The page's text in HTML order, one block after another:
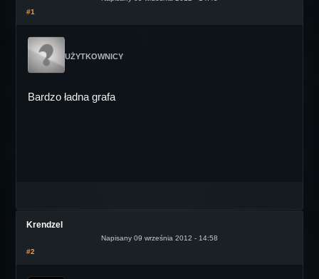
#1
UŻYTKOWNICY
Bardzo ładna grafa
Krendzel
Napisany 09 września 2012 - 14:58
#2